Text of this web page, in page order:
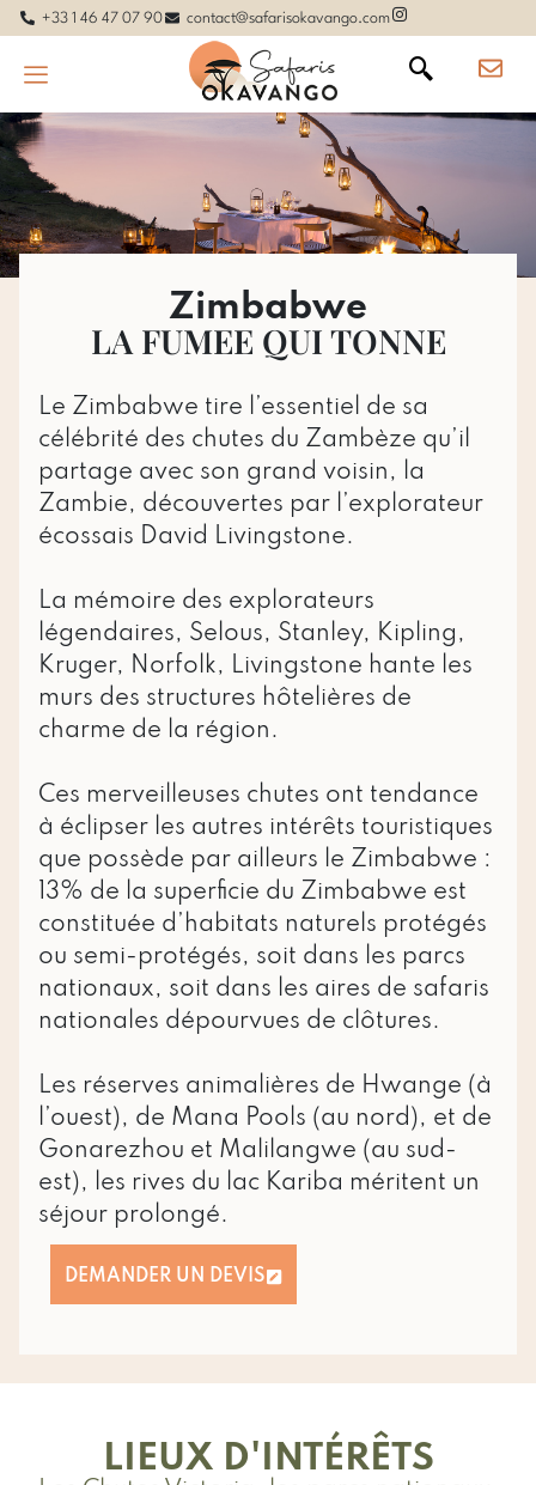
+33 1 46 47 07 90 contact@safarisokavango.com
Zimbabwe
LA FUMEE QUI TONNE
Le Zimbabwe tire l’essentiel de sa
célébrité des chutes du Zambèze qu’il
partage avec son grand voisin, la
Zambie, découvertes par l’explorateur
écossais David Livingstone.
La mémoire des explorateurs
légendaires, Selous, Stanley, Kipling,
Kruger, Norfolk, Livingstone hante les
murs des structures hôtelières de
charme de la région.
Ces merveilleuses chutes ont tendance
à éclipser les autres intérêts touristiques
que possède par ailleurs le Zimbabwe :
13% de la superficie du Zimbabwe est
constituée d’habitats naturels protégés
ou semi-protégés, soit dans les parcs
nationaux, soit dans les aires de safaris
nationales dépourvues de clôtures.
Les réserves animalières de Hwange (à
l’ouest), de Mana Pools (au nord), et de
Gonarezhou et Malilangwe (au sud-
est), les rives du lac Kariba méritent un
séjour prolongé.
DEMANDER UN DEVIS
LIEUX D'INTÉRÊTS